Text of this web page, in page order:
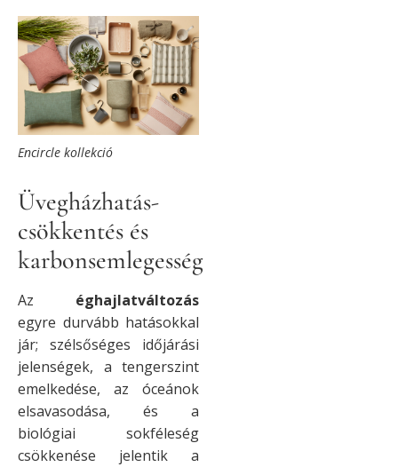
Encircle kollekció
Üvegházhatás-
csökkentés és
karbonsemlegesség
Az éghajlatváltozás
egyre durvább hatásokkal
jár; szélsőséges időjárási
jelenségek, a tengerszint
emelkedése, az óceánok
elsavasodása, és a
biológiai sokféleség
csökkenése jelentik a